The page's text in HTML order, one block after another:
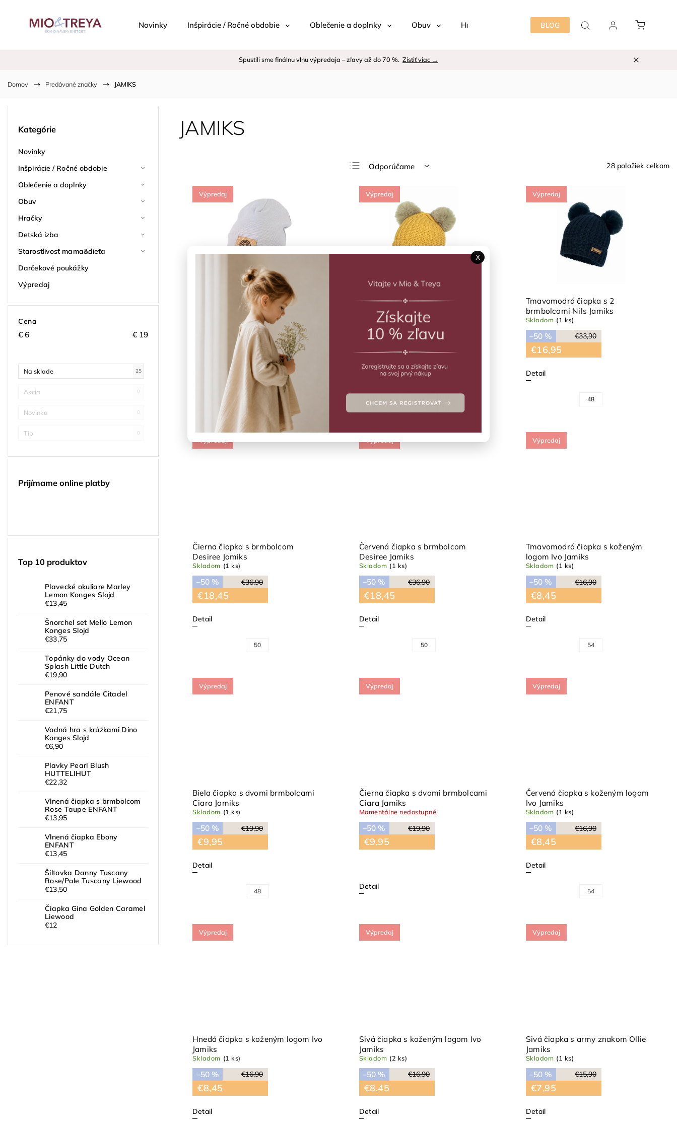
BLOG
Novinky Inšpirácie / Ročné obdobie Oblečenie a doplnky Obuv Hračky Detská izba Starostlivosť
Spustili sme finálnu vlnu výpredaja – zľavy až do 70 %. Zistiť viac →
Domov / Predávané značky / JAMIKS
Kategórie
Novinky
Inšpirácie / Ročné obdobie
Oblečenie a doplnky
Obuv
Hračky
Detská izba
Starostlivosť mama&dieťa
Darčekové poukážky
Výpredaj
Cena
€ 6 € 19
Na sklade 25
Akcia 0
Novinka 0
Tip 0
Prijímame online platby
Top 10 produktov
Plavecké okuliare Marley
Lemon Konges Slojd
€13,45
Šnorchel set Mello Lemon
Konges Slojd
€33,75
Topánky do vody Ocean
Splash Little Dutch
€19,90
Penové sandále Citadel
ENFANT
€21,75
Vodná hra s krúžkami Dino
Konges Slojd
€6,90
Plavky Pearl Blush
HUTTELIHUT
€22,32
Vlnená čiapka s brmbolcom
Rose Taupe ENFANT
€13,95
Vlnená čiapka Ebony
ENFANT
€13,45
Šiltovka Danny Tuscany
Rose/Pale Tuscany Liewood
€13,50
Čiapka Gina Golden Caramel
Liewood
€12
JAMIKS
Odporúčame
Najdrahšie
Najpredávanejšie
Abecedne
28položiek celkom
Výpredaj
Vrúbkovaná čiapka Babi Jamiks
€15,90
Výpredaj
Žltá čiapka s 2 brmbolcami Nils
Jamiks
Skladom (1 ks)
€33,90
–50 %
€16,95
Detail
Výpredaj
Tmavomodrá čiapka s 2
brmbolcami Nils Jamiks
Skladom (1 ks)
€33,90
–50 %
€16,95
Detail
48
Čierna čiapka s brmbolcom
Desiree Jamiks
Skladom (1 ks)
€36,90
–50 %
€18,45
Detail
50
Červená čiapka s brmbolcom
Desiree Jamiks
Skladom (1 ks)
€36,90
–50 %
€18,45
Detail
50
Výpredaj
Tmavomodrá čiapka s koženým
logom Ivo Jamiks
Skladom (1 ks)
€16,90
–50 %
€8,45
Detail
54
Výpredaj
Biela čiapka s dvomi brmbolcami
Ciara Jamiks
Skladom (1 ks)
€19,90
–50 %
€9,95
Detail
48
Výpredaj
Čierna čiapka s dvomi brmbolcami
Ciara Jamiks
Momentálne nedostupné
€19,90
–50 %
€9,95
Detail
Výpredaj
Červená čiapka s koženým logom
Ivo Jamiks
Skladom (1 ks)
€16,90
–50 %
€8,45
Detail
54
Výpredaj
Hnedá čiapka s koženým logom Ivo
Jamiks
Skladom (1 ks)
€16,90
–50 %
€8,45
Detail
Výpredaj
Sivá čiapka s koženým logom Ivo
Jamiks
Skladom (2 ks)
€16,90
–50 %
€8,45
Detail
Výpredaj
Sivá čiapka s army znakom Ollie
Jamiks
Skladom (1 ks)
€15,90
–50 %
€7,95
Detail
X